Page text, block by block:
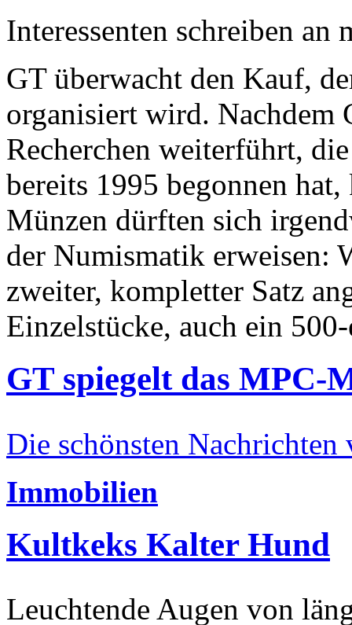
Interessenten schreiben
GT überwacht den Kauf,
organisiert wird. Nachdem
Recherchen weiterführt,
bereits 1995 begonnen
Münzen dürften sich
der Numismatik erweisen:
zweiter, kompletter Satz
Einzelstücke, auch ein
GT spiegelt das MPC-
Die schönsten Nachrichten
Immobilien
Kultkeks Kalter Hund
Leuchtende Augen von